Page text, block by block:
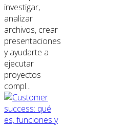
investigar,
analizar
archivos, crear
presentaciones
y ayudarte a
ejecutar
proyectos
compl...